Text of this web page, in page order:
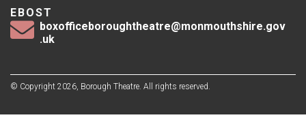
EBOST
boxofficeboroughtheatre@monmouthshire.gov
.uk
© Copyright 2026, Borough Theatre. All rights reserved.